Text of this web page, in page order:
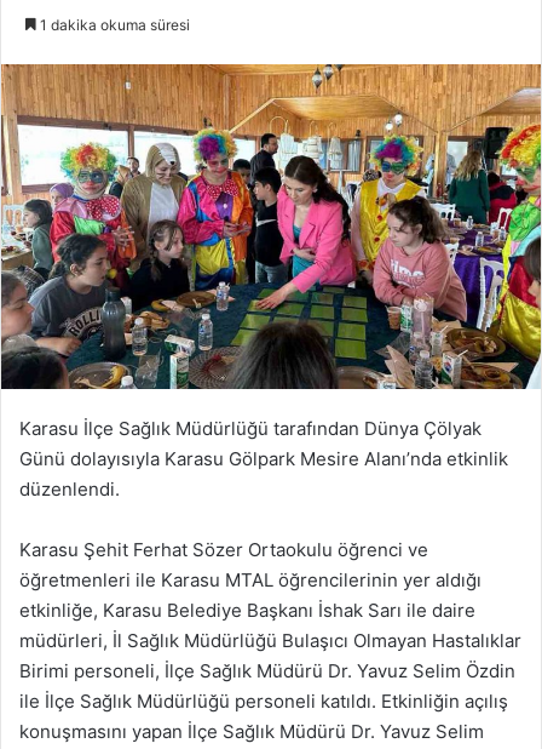
göndermek
1 dakika okuma süresi
Karasu İlçe Sağlık Müdürlüğü tarafından Dünya Çölyak
Günü dolayısıyla Karasu Gölpark Mesire Alanı’nda etkinlik
düzenlendi.
Karasu Şehit Ferhat Sözer Ortaokulu öğrenci ve
öğretmenleri ile Karasu MTAL öğrencilerinin yer aldığı
etkinliğe, Karasu Belediye Başkanı İshak Sarı ile daire
müdürleri, İl Sağlık Müdürlüğü Bulaşıcı Olmayan Hastalıklar
Birimi personeli, İlçe Sağlık Müdürü Dr. Yavuz Selim Özdin
ile İlçe Sağlık Müdürlüğü personeli katıldı. Etkinliğin açılış
konuşmasını yapan İlçe Sağlık Müdürü Dr. Yavuz Selim